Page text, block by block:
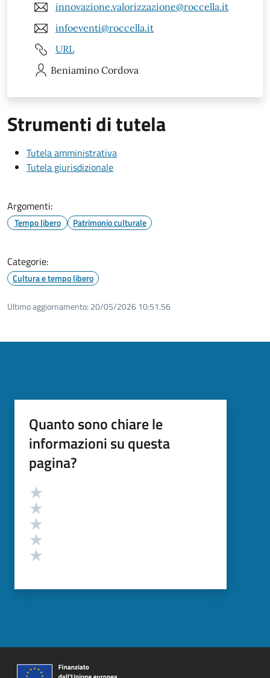
innovazione.valorizzazione@roccella.it
infoeventi@roccella.it
URL
Beniamino Cordova
Strumenti di tutela
Tutela amministrativa
Tutela giurisdizionale
Argomenti:
Tempo libero Patrimonio culturale
Categorie:
Cultura e tempo libero
Ultimo aggiornamento: 20/05/2026 10:51.56
Quanto sono chiare le
informazioni su questa
pagina?
Valutazione